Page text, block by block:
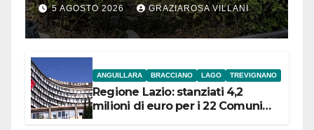
5 AGOSTO 2026 GRAZIAROSA VILLANI
ANGUILLARA BRACCIANO LAGO TREVIGNANO
Regione Lazio: stanziati 4,2
milioni di euro per i 22 Comuni